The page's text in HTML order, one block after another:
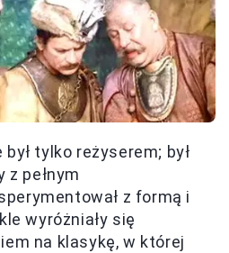
tylko reżyserem; był
z pełnym
z formą i
wyróżniały się
na klasykę, w której